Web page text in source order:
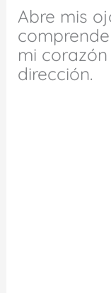
Abre mis
mi
dirección.